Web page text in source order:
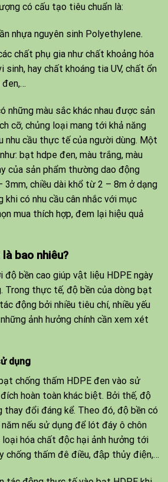
có cấu tạo tiêu chuẩn là:
nhựa nguyên sinh Polyethylene.
chất phụ gia như chất khoảng hóa
sinh, hay chất khoáng tia UV, chất ổn
đen,…
những màu sắc khác nhau được sản
cỡ, chủng loại mang tới khả năng
nhu cầu thực tế của người dùng. Một
bạt hdpe đen, màu trắng, màu
của sản phẩm thường dao động
3mm, chiều dài khổ từ 2 – 8m ở dạng
khi có nhu cầu cân nhắc với mục
mua thích hợp, đem lại hiệu quả
bao nhiêu?
độ bền cao giúp vật liệu HDPE ngày
Trong thực tế, độ bền của dòng bạt
động bởi nhiều tiêu chí, nhiều yếu
ảnh hưởng chính cần xem xét
dụng
chống thấm HDPE đen vào sử
hoàn toàn khác biệt. Bởi thế, độ
thay đổi đáng kể. Theo đó, độ bền có
nếu sử dụng để lót đáy ô chôn
loại hóa chất độc hại ảnh hưởng tới
chống thấm đê điều, đập thủy điện,…